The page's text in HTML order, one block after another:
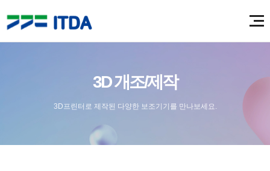
3D 개조/제작
3D프린터로 제작된 다양한 보조기기를 만나보세요.